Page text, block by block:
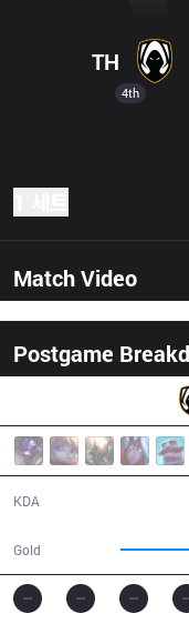
4th
TH
Match Video
Postgame
KDA
Gold